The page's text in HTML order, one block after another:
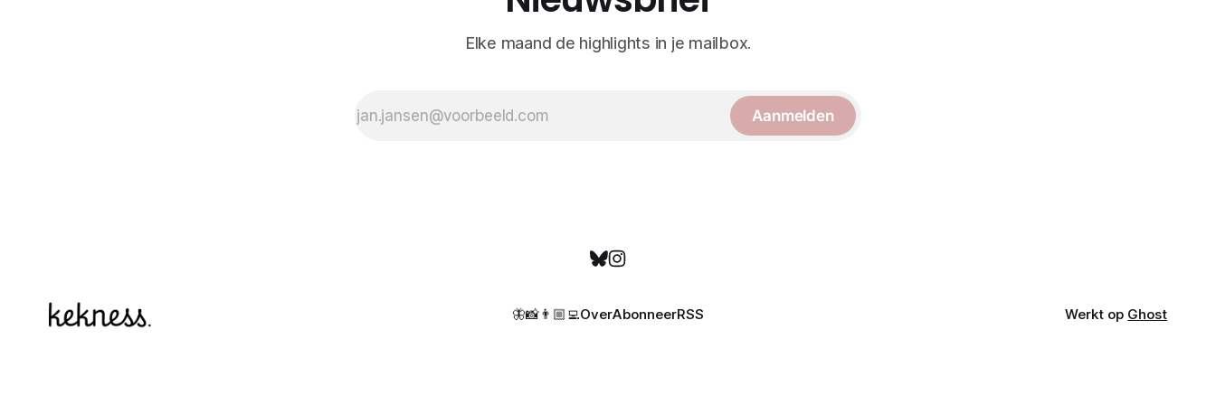
Elke maand de highlights in je mailbox.
Aanmelden
🦋📸👨🏼‍💻OverAbonneerRSS Werkt op Ghost